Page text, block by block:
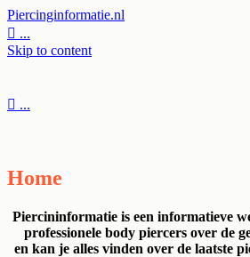
Piercinginformatie.nl
 ...
Skip to content
 ...
Home
Piercininformatie is een informatieve
professionele body piercers over de
en kan je alles vinden over de laatste